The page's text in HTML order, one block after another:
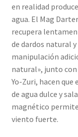
en realidad
agua. El Mag
recupera
de dardos natural
manipulación
natural», junto
Yo-Zuri, hacen
de agua dulce y
magnético
viento fuerte.